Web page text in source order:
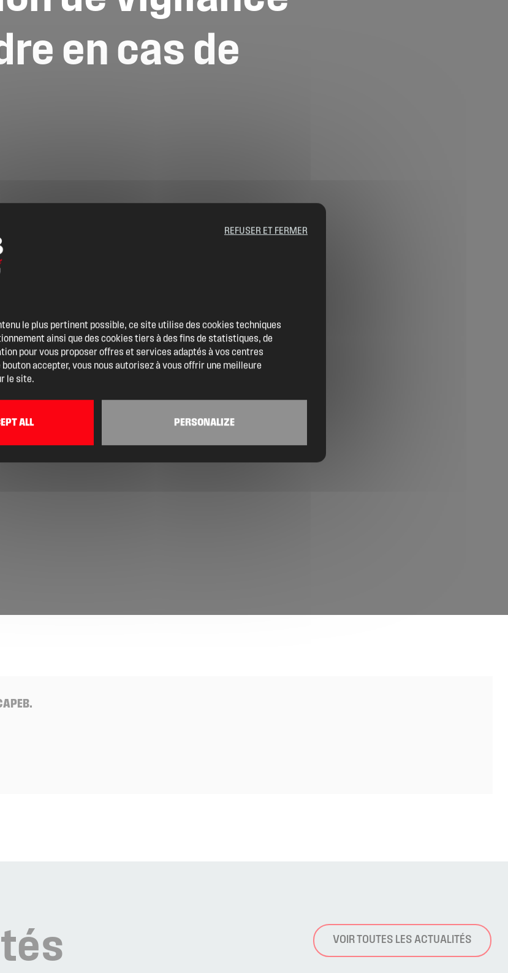
Location de salles
Trouver un artisan
Devenir adhérent
Espace adhérent
Billetterie
en cas de
VOIR TOUTES LES ACTUALITÉS
le plus pertinent possible, ce site utilise des cookies techniques
ainsi que des cookies tiers à des fins de statistiques, de
pour vous proposer offres et services adaptés à vos centres
accepter, vous nous autorisez à vous offrir une meilleure
le site.
ALL
REFUSER ET FERMER
PERSONALIZE